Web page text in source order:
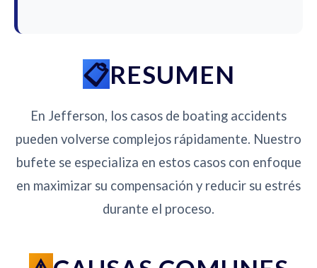
RESUMEN
En Jefferson, los casos de boating accidents
pueden volverse complejos rápidamente. Nuestro
bufete se especializa en estos casos con enfoque
en maximizar su compensación y reducir su estrés
durante el proceso.